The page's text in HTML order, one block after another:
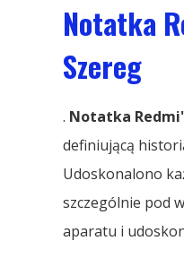
Notatka
Szereg
. Notatka
definiującą
Udoskonalono
szczególnie pod
aparatu i